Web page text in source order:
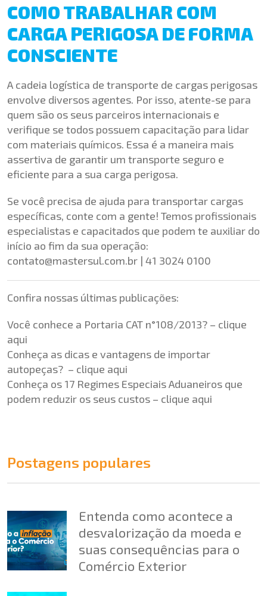
COMO TRABALHAR COM
CARGA PERIGOSA DE FORMA
CONSCIENTE
A cadeia logística de transporte de cargas perigosas
envolve diversos agentes. Por isso, atente-se para
quem são os seus parceiros internacionais e
verifique se todos possuem capacitação para lidar
com materiais químicos. Essa é a maneira mais
assertiva de garantir um transporte seguro e
eficiente para a sua carga perigosa.
Se você precisa de ajuda para transportar cargas
específicas, conte com a gente! Temos profissionais
especialistas e capacitados que podem te auxiliar do
início ao fim da sua operação:
contato@mastersul.com.br | 41 3024 0100
Confira nossas últimas publicações:
Você conhece a Portaria CAT n°108/2013? – clique
aqui
Conheça as dicas e vantagens de importar
autopeças? – clique aqui
Conheça os 17 Regimes Especiais Aduaneiros que
podem reduzir os seus custos – clique aqui
Postagens populares
Entenda como acontece a
desvalorização da moeda e
suas consequências para o
Comércio Exterior